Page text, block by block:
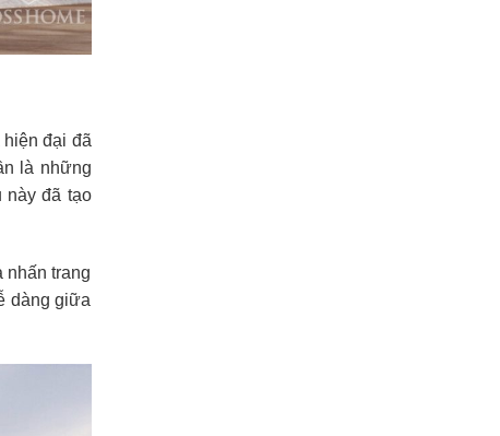
đại đã
là những
này đã tạo
nhấn trang
dàng giữa